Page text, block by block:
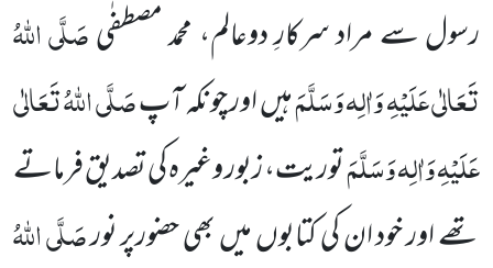
رسول سے مراد سرکارِ دوعالم، محمد مصطفٰیصَلَّی اللہُ
تَعَالٰی عَلَیْہِ وَاٰلِہ وَسَلَّمَہیں اور چونکہ آپصَلَّی اللہُ تَعَالٰی
عَلَیْہِ وَاٰلِہ وَسَلَّمَتوریت، زبور وغیرہ کی تصدیق فرماتے
تھے اور خود ان کی کتابوں میں بھی حضورپر نورصَلَّی اللہُ